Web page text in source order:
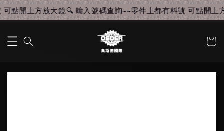
點開上方放大鏡🔍 輸入號碼查詢~~零件上都有料號 可點開上